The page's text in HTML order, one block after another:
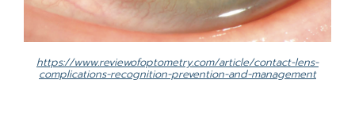
https://www.reviewofoptometry.com/article/contact-lens-
complications-recognition-prevention-and-management